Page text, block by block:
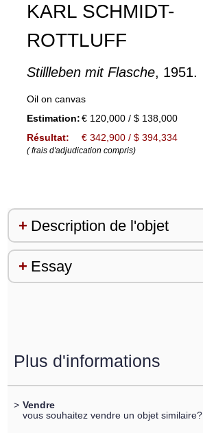
KARL SCHMIDT-
ROTTLUFF
Stillleben mit Flasche, 1951.
Oil on canvas
Estimation:€ 120,000 / $ 138,000
Résultat:
€ 342,900 / $ 394,334
( frais d'adjudication compris)
Description de l'objet
Essay
Plus d'informations
> Vendre
vous souhaitez vendre un objet similaire?